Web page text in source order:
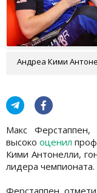
Андреа Кими
Макс
высокооценил
Кими Антонелли,
лидера чемпионата.
Ферстаппен